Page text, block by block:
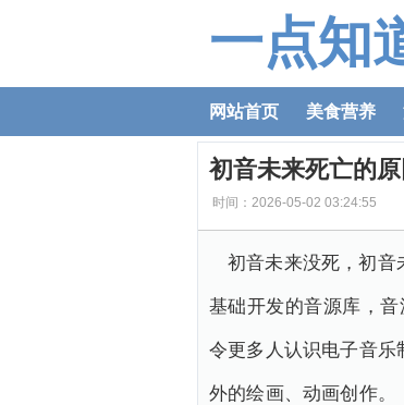
一点知
网站首页 美食营养
初音未来死亡的
时间：2026-05-02 03:24:55
初音未来没死，初音
基础开发的音源库，
令更多人认识电子音乐
外的绘画、动画创作。